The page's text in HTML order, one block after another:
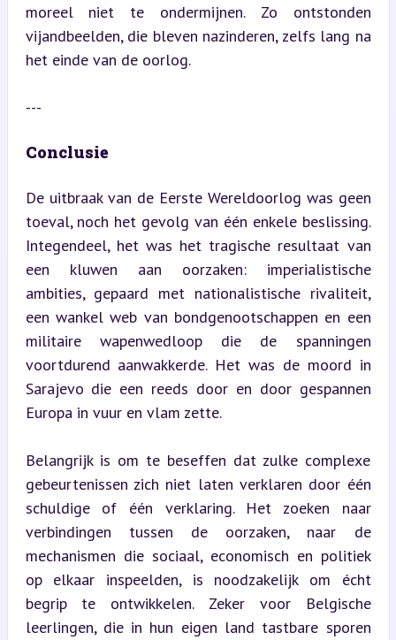
moreel niet te ondermijnen. Zo ontstonden
vijandbeelden, die bleven nazinderen, zelfs lang na
het einde van de oorlog.
---
Conclusie
De uitbraak van de Eerste Wereldoorlog was geen
toeval, noch het gevolg van één enkele beslissing.
Integendeel, het was het tragische resultaat van
een kluwen aan oorzaken: imperialistische
ambities, gepaard met nationalistische rivaliteit,
een wankel web van bondgenootschappen en een
militaire wapenwedloop die de spanningen
voortdurend aanwakkerde. Het was de moord in
Sarajevo die een reeds door en door gespannen
Europa in vuur en vlam zette.
Belangrijk is om te beseffen dat zulke complexe
gebeurtenissen zich niet laten verklaren door één
schuldige of één verklaring. Het zoeken naar
verbindingen tussen de oorzaken, naar de
mechanismen die sociaal, economisch en politiek
op elkaar inspeelden, is noodzakelijk om écht
begrip te ontwikkelen. Zeker voor Belgische
leerlingen, die in hun eigen land tastbare sporen